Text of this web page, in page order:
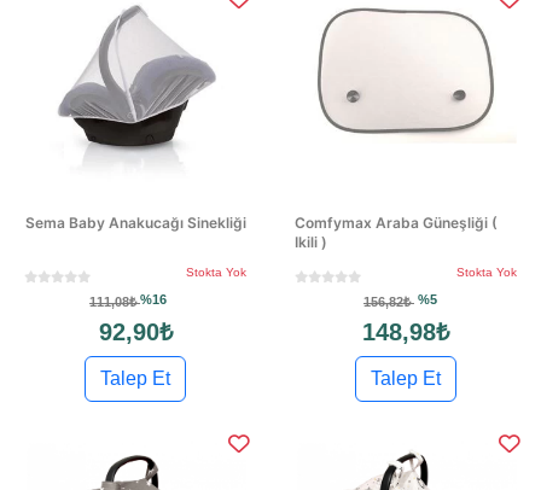
Sema Baby Anakucağı Sinekliği
Stokta Yok
111,08₺%16
92,90₺
Talep Et
Comfymax Araba Güneşliği (
Ikili )
Stokta Yok
156,82₺ %5
148,98₺
Talep Et